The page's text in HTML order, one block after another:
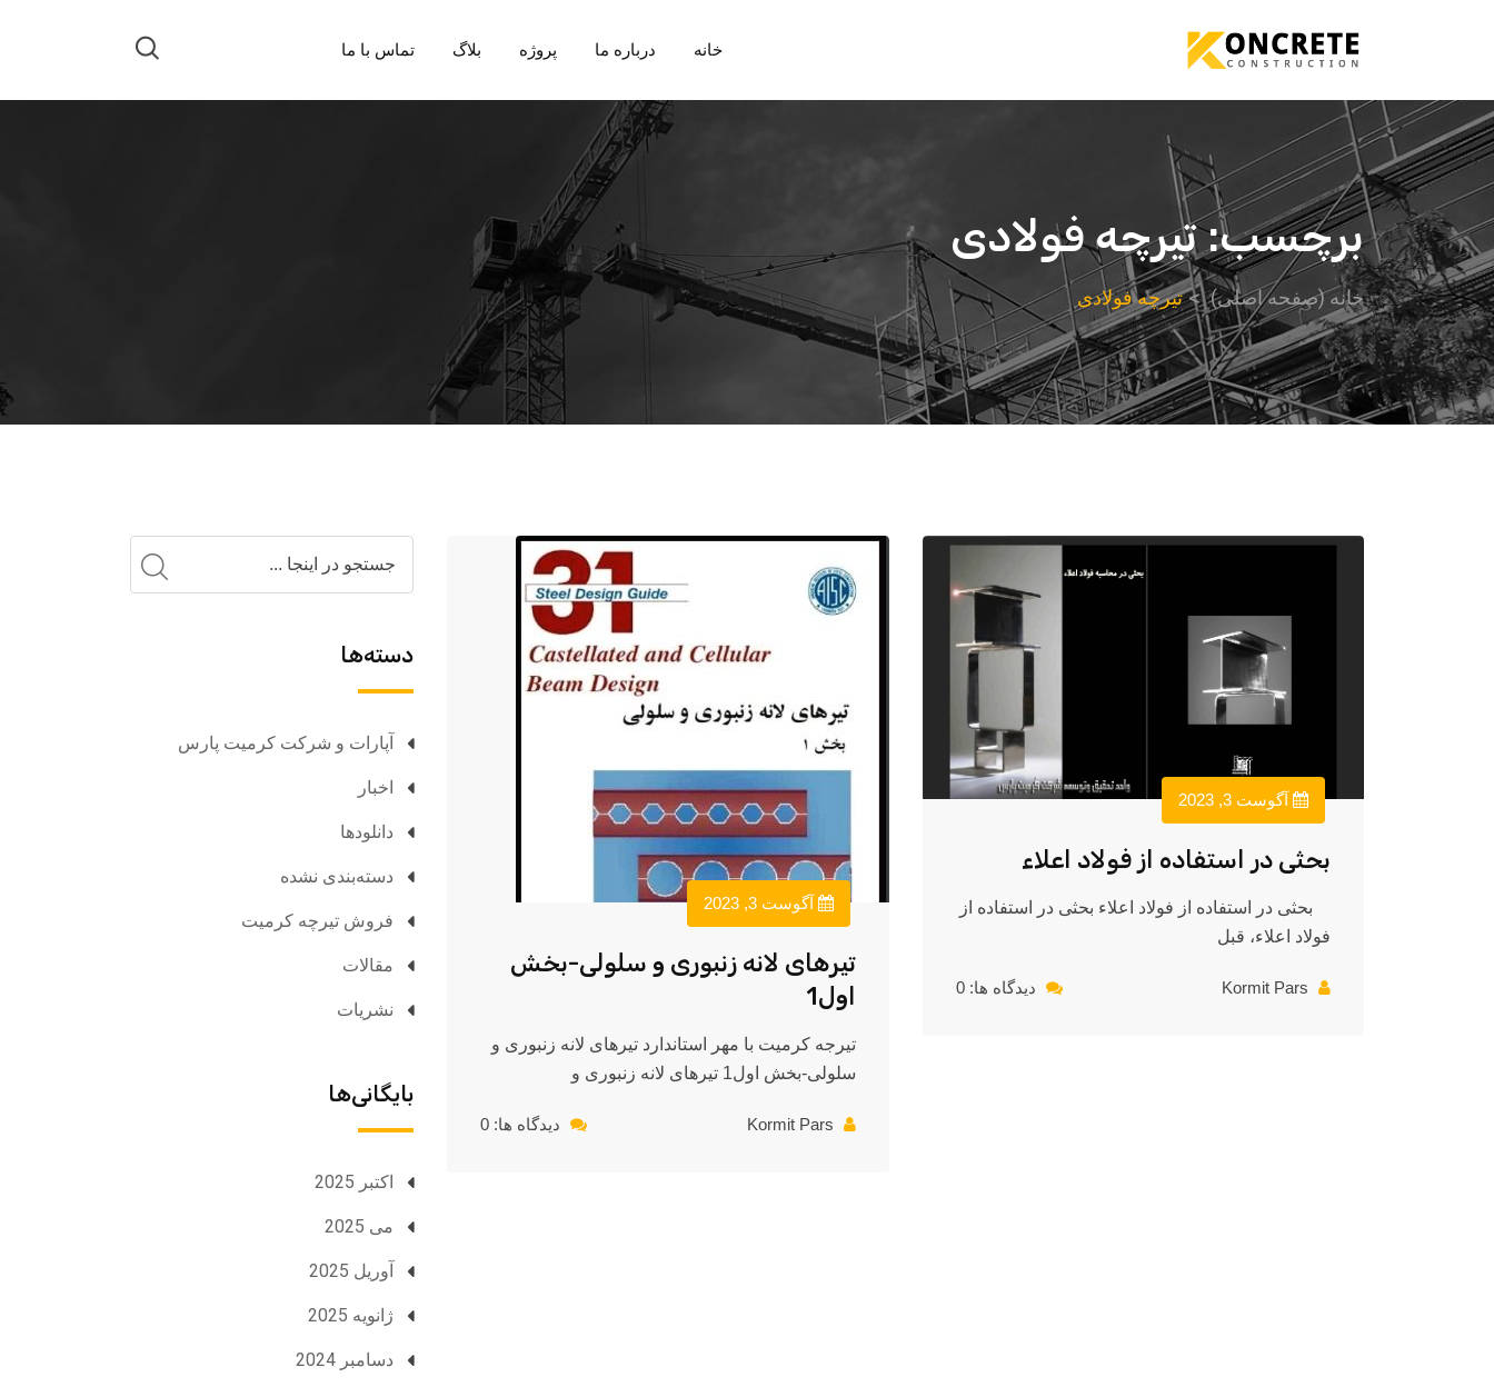
خانه درباره ما پروژه بلاگ تماس با ما
برچسب:تیرچه فولادی
خانه (صفحه اصلی) تیرچه فولادی
آگوست 3, 2023
بحثی در استفاده از فولاد اعلاء
بحثی در استفاده از فولاد اعلاء بحثی در استفاده از
فولاد اعلاء، قبل
Kormit Pars دیدگاه ها: 0
آگوست 3, 2023
تیرهای لانه زنبوری و سلولی-بخش
اول1
تیرجه کرمیت با مهر استاندارد تیرهای لانه زنبوری و
سلولی-بخش اول1 تیرهای لانه زنبوری و
Kormit Pars دیدگاه ها: 0
دسته‌ها
آپارات و شرکت کرمیت پارس
اخبار
دانلودها
دسته‌بندی نشده
فروش تیرچه کرمیت
مقالات
نشریات
بایگانی‌ها
اکتبر 2025
می 2025
آوریل 2025
ژانویه 2025
دسامبر 2024